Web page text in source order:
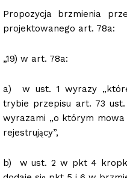
Propozycja brzmienia
projektowanego art. 78a:
„19) w art. 78a:
a) w ust. 1 wyrazy
trybie przepisu art. 73
wyrazami „o którym
rejestrujący”,
b) w ust. 2 w pkt 4